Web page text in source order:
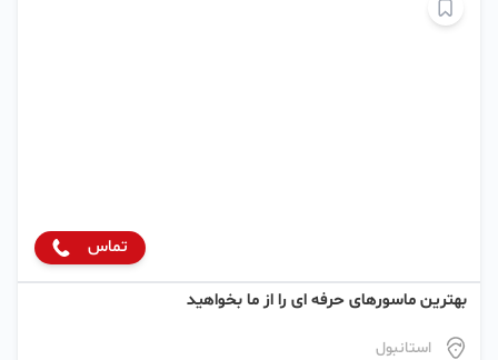
تماس
بهترین ماسورهای حرفه ای را از ما بخواهید‌
استانبول